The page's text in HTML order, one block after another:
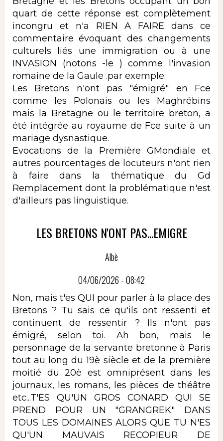
quart de cette réponse est complètement
incongru et n'a RIEN A FAIRE dans ce
commentaire évoquant des changements
culturels liés une immigration ou à une
INVASION (notons -le ) comme l'invasion
romaine de la Gaule .par exemple.
Les Bretons n'ont pas "émigré" en Fce
comme les Polonais ou les Maghrébins
mais la Bretagne ou le territoire breton, a
été intégrée au royaume de Fce suite à un
mariage dysnastique.
Evocations de la Première GMondiale et
autres pourcentages de locuteurs n'ont rien
à faire dans la thématique du Gd
Remplacement dont la problématique n'est
d'ailleurs pas linguistique.
LES BRETONS N'ONT PAS...EMIGRE
Albè
04/06/2026 - 08:42
Non, mais t'es QUI pour parler à la place des
Bretons ? Tu sais ce qu'ils ont ressenti et
continuent de ressentir ? Ils n'ont pas
émigré, selon toi. Ah bon, mais le
personnage de la servante bretonne à Paris
tout au long du 19è siècle et de la première
moitié du 20è est omniprésent dans les
journaux, les romans, les pièces de théâtre
etc...T'ES QU'UN GROS CONARD QUI SE
PREND POUR UN "GRANGREK" DANS
TOUS LES DOMAINES ALORS QUE TU N'ES
QU'UN MAUVAIS RECOPIEUR DE